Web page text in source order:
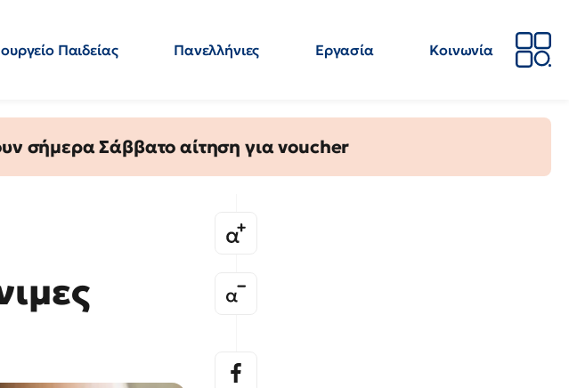
Παιδείας Πανελλήνιες Εργασία
Κοινωνία
σήμερα Σάββατο αίτηση για voucher